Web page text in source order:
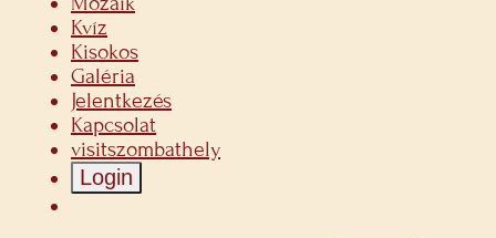
Kvíz
Kisokos
Galéria
Jelentkezés
Kapcsolat
visitszombathely
Login